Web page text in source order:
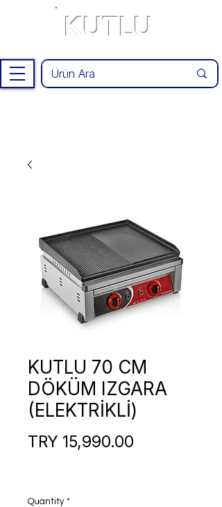
KUTLU
KUTLU 70 CM
DÖKÜM IZGARA
(ELEKTRİKLİ)
TRY 15,990.00
Quantity *